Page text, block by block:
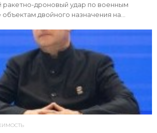
ракетно-дроновый удар по военным
двойного назначения на